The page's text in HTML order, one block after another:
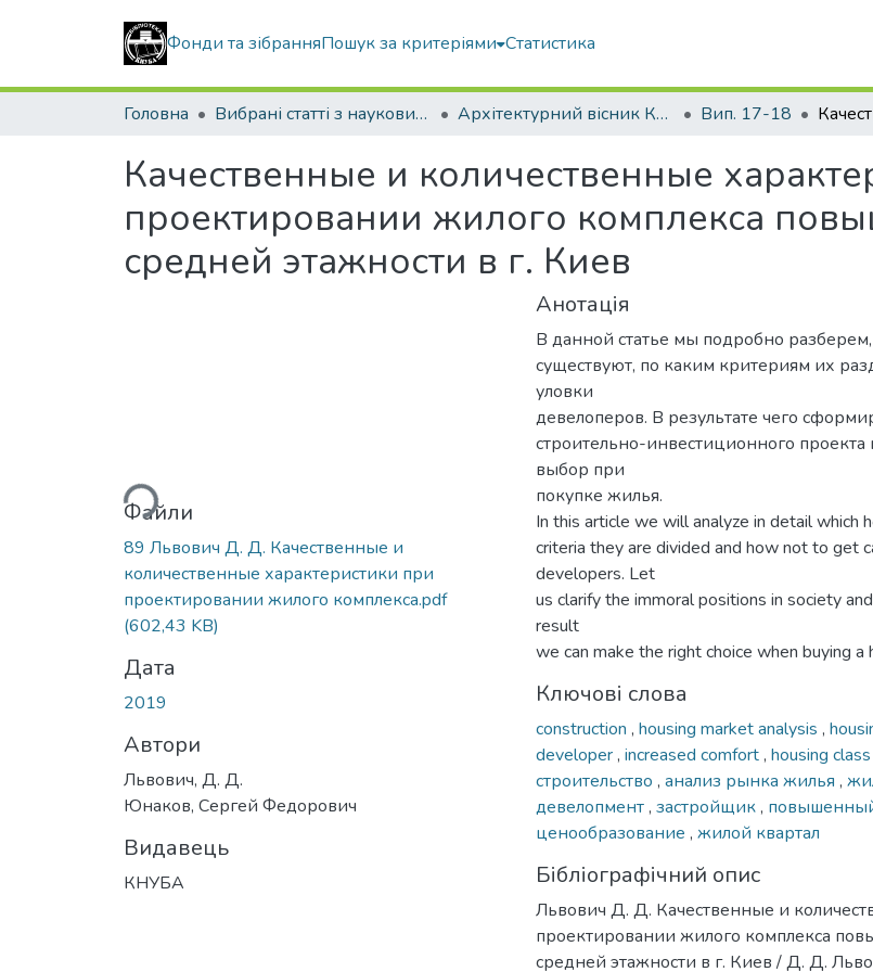
Фонди та зібранняПошук за критеріями Статистика
Головна Вибрані статті з наукових збірників КНУБА Архітектурний вісник КНУБА Вип. 17-18
Качественные и количественные
проектировании жилого комплекса
средней этажности в г. Киев
Вантажиться...
Файли
89 Львович Д. Д. Качественные и
количественные характеристики при
проектировании жилого комплекса.pdf
(602,43 KB)
Дата
2019
Автори
Львович, Д. Д.
Юнаков, Сергей Федорович
Видавець
КНУБА
Анотація
В данной статье мы подробно
существуют, по каким критериям их
уловки
девелоперов. В результате чего
строительно-инвестиционного
выбор при
покупке жилья.
In this article we will analyze in detail which
criteria they are divided and how not to get
developers. Let
us clarify the immoral positions in society
result
we can make the right choice when buying a
Ключові слова
construction , housing market analysis ,
developer, increased comfort, housing class
строительство , анализ рынка жилья ,
девелопмент, застройщик,
ценообразование , жилой квартал
Бібліографічний опис
Львович Д. Д. Качественные и
проектировании жилого комплекса
средней этажности в г. Киев / Д. Д.